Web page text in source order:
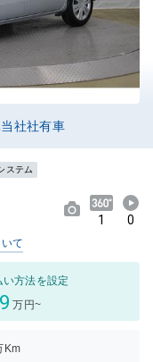
社社有車
ステム
1 0
て
方法を設定
万円~
Km